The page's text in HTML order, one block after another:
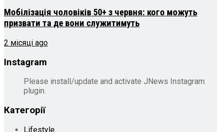
Мобілізація чоловіків 50+ з червня: кого можуть
призвати та де вони служитимуть
2 місяці ago
Instagram
Please install/update and activate JNews Instagram
plugin.
Категорії
Lifestyle